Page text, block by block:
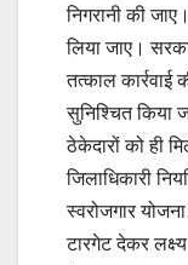
निगरानी की
लिया जाए।
तत्काल
सुनिश्चित किया
ठेकेदारों को ही
जिलाधिकारी
स्वरोजगार
टारगेट देकर